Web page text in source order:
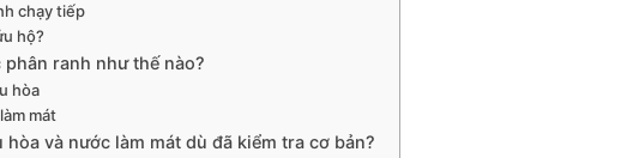
chạy tiếp
hộ?
phân ranh như thế nào?
hòa
mát
và nước làm mát dù đã kiểm tra cơ bản?